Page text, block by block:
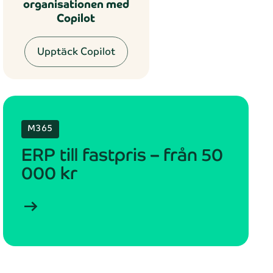
Copilot
Upptäck Copilot
M365
ERP till fastpris – från 50
000 kr
arrow_right_alt